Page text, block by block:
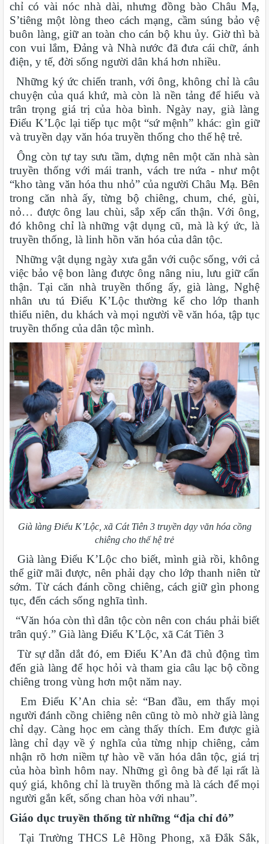
chỉ có vài nóc nhà dài, nhưng đồng bào Châu Mạ,
S’tiêng một lòng theo cách mạng, cầm súng bảo vệ
buôn làng, giữ an toàn cho cán bộ khu ủy. Giờ thì bà
con vui lắm, Đảng và Nhà nước đã đưa cái chữ, ánh
điện, y tế, đời sống người dân khá hơn nhiều.
Những ký ức chiến tranh, với ông, không chỉ là câu
chuyện của quá khứ, mà còn là nền tảng để hiểu và
trân trọng giá trị của hòa bình. Ngày nay, già làng
Điểu K’Lộc lại tiếp tục một “sứ mệnh” khác: gìn giữ
và truyền dạy văn hóa truyền thống cho thế hệ trẻ.
Ông còn tự tay sưu tầm, dựng nên một căn nhà sàn
truyền thống với mái tranh, vách tre nứa - như một
“kho tàng văn hóa thu nhỏ” của người Châu Mạ. Bên
trong căn nhà ấy, từng bộ chiêng, chum, ché, gùi,
nỏ… được ông lau chùi, sắp xếp cẩn thận. Với ông,
đó không chỉ là những vật dụng cũ, mà là ký ức, là
truyền thống, là linh hồn văn hóa của dân tộc.
Những vật dụng ngày xưa gắn với cuộc sống, với cả
việc bảo vệ bon làng được ông nâng niu, lưu giữ cẩn
thận. Tại căn nhà truyền thống ấy, già làng, Nghệ
nhân ưu tú Điểu K’Lộc thường kể cho lớp thanh
thiếu niên, du khách và mọi người về văn hóa, tập tục
truyền thống của dân tộc mình.
Già làng Điểu K’Lộc, xã Cát Tiên 3 truyền dạy văn hóa cồng
chiêng cho thế hệ trẻ
Già làng Điểu K’Lộc cho biết, mình già rồi, không
thể giữ mãi được, nên phải dạy cho lớp thanh niên từ
sớm. Từ cách đánh cồng chiêng, cách giữ gìn phong
tục, đến cách sống nghĩa tình.
“Văn hóa còn thì dân tộc còn nên con cháu phải biết
trân quý.” Già làng Điểu K’Lộc, xã Cát Tiên 3
Từ sự dẫn dắt đó, em Điểu K’An đã chủ động tìm
đến già làng để học hỏi và tham gia câu lạc bộ cồng
chiêng trong vùng hơn một năm nay.
Em Điểu K’An chia sẻ: “Ban đầu, em thấy mọi
người đánh cồng chiêng nên cũng tò mò nhờ già làng
chỉ dạy. Càng học em càng thấy thích. Em được già
làng chỉ dạy về ý nghĩa của từng nhịp chiêng, cảm
nhận rõ hơn niềm tự hào về văn hóa dân tộc, giá trị
của hòa bình hôm nay. Những gì ông bà để lại rất là
quý giá, không chỉ là truyền thống mà là cách để mọi
người gắn kết, sống chan hòa với nhau”.
Giáo dục truyền thống từ những “địa chỉ đỏ”
Tại Trường THCS Lê Hồng Phong, xã Đắk Sắk,